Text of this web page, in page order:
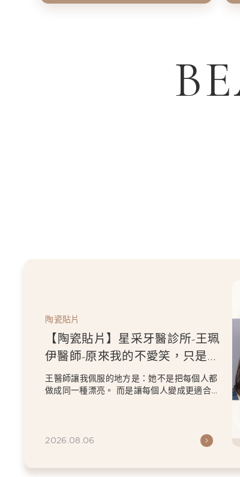
陶瓷貼片
【陶瓷貼片】星采牙醫診所-王珮
伊醫師-原來我的不愛笑，只是不
喜歡自己原本的牙齒
王醫師讓我佩服的地方是：她不是把每個人都
做成同一種漂亮。 而是讓每個人變成更適合自
2026.08.06